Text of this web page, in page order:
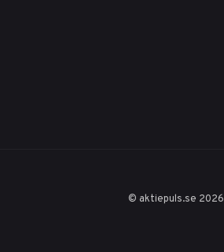
© aktiepuls.se 2026